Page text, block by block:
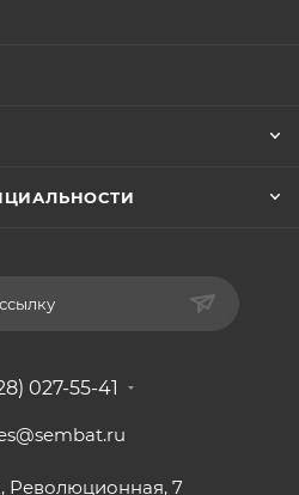
027-55-41
Революционная, 7